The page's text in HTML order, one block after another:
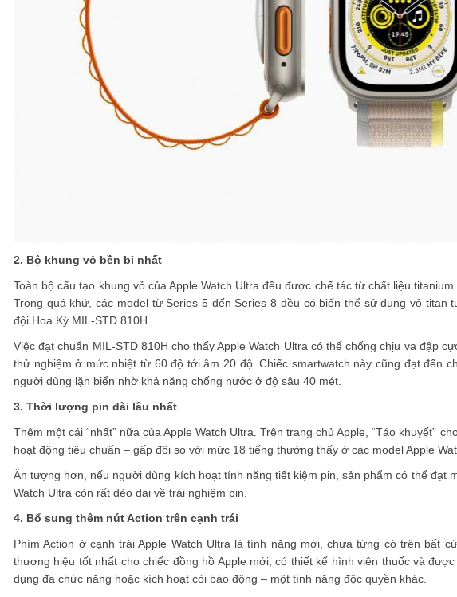
2. Bộ khung vỏ bền bỉ nhất
Toàn bộ cấu tạo khung vỏ của Apple Watch Ultra đều được chế tác từ chất liệu
Trong quá khứ, các model từ Series 5 đến Series 8 đều có biến thể sử dụng vỏ
đội Hoa Kỳ MIL-STD 810H.
Việc đạt chuẩn MIL-STD 810H cho thấy Apple Watch Ultra có thể chống chịu va đập
thử nghiệm ở mức nhiệt từ 60 độ tới âm 20 độ. Chiếc smartwatch này cũng đạt đến
người dùng lặn biển nhờ khả năng chống nước ở độ sâu 40 mét.
3. Thời lượng pin dài lâu nhất
Thêm một cái “nhất” nữa của Apple Watch Ultra. Trên trang chủ Apple, “Táo khuyết”
hoạt động tiêu chuẩn – gấp đôi so với mức 18 tiếng thường thấy ở các model Apple
Ấn tượng hơn, nếu người dùng kích hoạt tính năng tiết kiệm pin, sản phẩm có thể đạt
Watch Ultra còn rất dẻo dai về trải nghiệm pin.
4. Bổ sung thêm nút Action trên cạnh trái
Phím Action ở cạnh trái Apple Watch Ultra là tính năng mới, chưa từng có trên bất
thương hiệu tốt nhất cho chiếc đồng hồ Apple mới, có thiết kế hình viên thuốc và
dụng đa chức năng hoặc kích hoạt còi báo động – một tính năng độc quyền khác.